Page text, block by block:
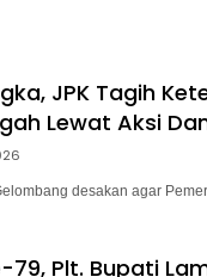
JPK Tagih
Lewat Aksi
desakan agar
79, Plt. Bupati